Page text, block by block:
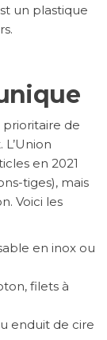
un plastique
prioritaire de
en 2021
tiges), mais
Voici les
en inox ou
filets à
enduit de cire